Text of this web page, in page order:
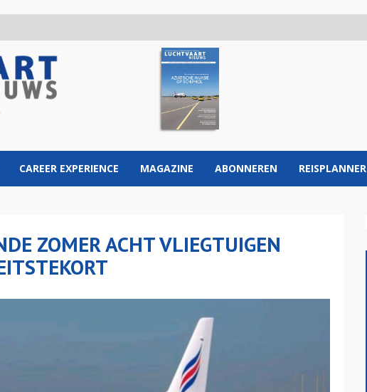
CAREER EXPERIENCE MAGAZINE ABONNEREN REISPLANNER
ZOMER ACHT VLIEGTUIGEN